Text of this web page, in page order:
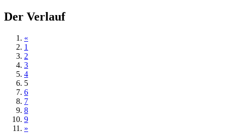
Der Verlauf
«
1
2
3
4
5
6
7
8
9
»